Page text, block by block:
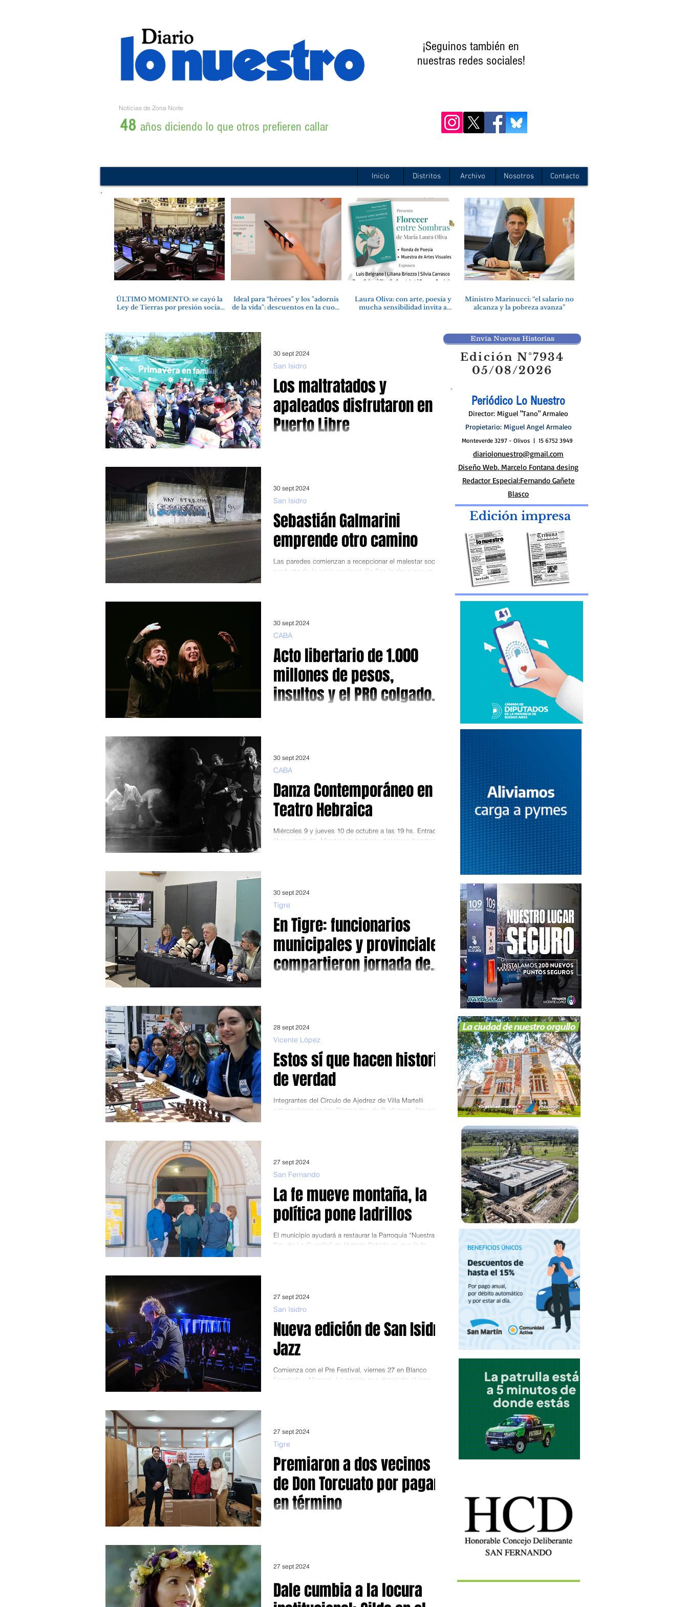
¡Seguinos también en
nuestras redes sociales!
Noticias de Zona Norte
48 años diciendo lo que otros prefieren callar
Inicio Distritos Archivo Nosotros Contacto
ÚLTIMO MOMENTO: se cayó la
Ley de Tierras por presión social
Ideal para “héroes" y los "adornis
de la vida": descuentos en la cuota
Laura Oliva: con arte, poesía y
mucha sensibilidad invita a
Ministro Marinucci: “el salario no
alcanza y la pobreza avanza”
Los maltratados y
apaleados disfrutaron en
Puerto Libre
San Isidro
30 sept 2024
Sebastián Galmarini
emprende otro camino
Las paredes comienzan a recepcionar el malestar social
producto de la crisis nacional. En San Isidro pican en
San Isidro
30 sept 2024
Acto libertario de 1.000
millones de pesos,
insultos y el PRO colgado
CABA
30 sept 2024
Danza Contemporáneo en
Teatro Hebraica
Miércoles 9 y jueves 10 de octubre a las 19 hs. Entrada
libre y gratuita. Mientras la barbarie descarga bombas en
CABA
30 sept 2024
En Tigre: funcionarios
municipales y provinciales
compartieron jornada de
Tigre
30 sept 2024
Estos sí que hacen historia
de verdad
Integrantes del Círculo de Ajedrez de Villa Martelli
sobresalieron en las Olimpíadas de Budapest. Algunos
Vicente López
28 sept 2024
La fe mueve montaña, la
política pone ladrillos
El municipio ayudará a restaurar la Parroquia “Nuestra
Sra. de La Guardia” de Victoria Sabido es que la fe
San Fernando
27 sept 2024
Nueva edición de San Isidro
Jazz
Comienza con el Pre Festival, viernes 27 en Blanco
Encalada y Marconi. La pasión que despierta el jazz
San Isidro
27 sept 2024
Premiaron a dos vecinos
de Don Torcuato por pagar
en término
Tigre
27 sept 2024
Dale cumbia a la locura
27 sept 2024
Envía Nuevas Historias
Edición N°7934
05/08/2026
Periódico Lo Nuestro
Director: Miguel "Tano" Armaleo
Propietario: Miguel Angel Armaleo
Monteverde 3297 - Olivos | 15 6752 3949
diariolonuestro@gmail.com
Diseño Web. Marcelo Fontana desing
Redactor Especial:Fernando Gañete
Blasco
Edición impresa